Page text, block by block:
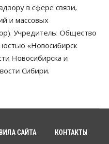
в
второй месяц
Новосибирска
успеха», считает
РФ из-за атак на WB
в сфере связи,
и массовых
Учредитель: Общество
«Новосибирск
Новосибирска и
Сибири.
САЙТА КОНТАКТЫ